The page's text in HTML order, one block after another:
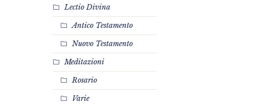
Lectio Divina
Antico Testamento
Nuovo Testamento
Meditazioni
Rosario
Varie